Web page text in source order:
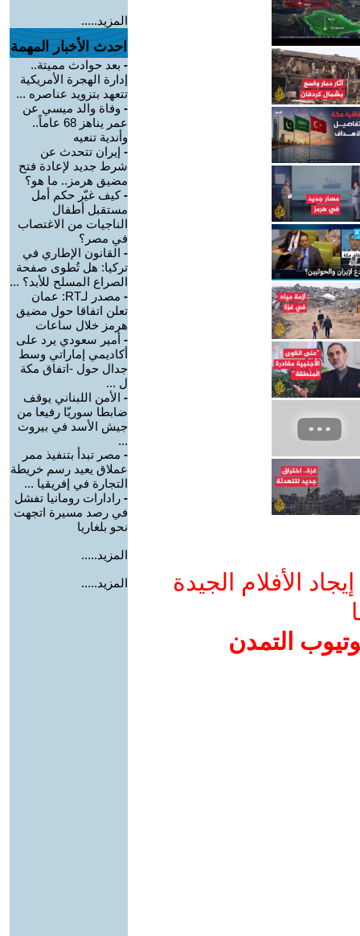
الأفلام الجيدة
التمدن
المزيد.....
احدث الأخبار المهمة
- بعد حوادث مميتة..
إدارة الهجرة الأمريكية
تتعهد بتزويد عناصره ...
- وفاة والد ميسي عن
عمر يناهز 68 عاماً..
وأندية تنعيه
- إيران تتحدث عن
شرط جديد لإعادة فتح
مضيق هرمز.. ما هو؟
-كيف غيّر حكم أمل
مستقبل أطفال
الناجيات من الاغتصاب
في مصر؟
- القانون الإطاري في
تركيا: هل تُطوى صفحة
الصراع المسلح للأبد؟ ...
-
مصدر لـRT: عمان
تعلن اتفاقا حول مضيق
هرمز خلال ساعات
- أمير سعودي يرد على
أكاديمي إماراتي وسط
جدال حول -اتفاق مكة
ل ...
- الأمن اللبناني يوقف
ضابطا سوريّا رفيعا من
جيش الأسد في بيروت
...
- مصر تبدأ بتنفيذ ممر
عملاق يعيد رسم خريطة
التجارة في إفريقيا ...
- رادارات رومانيا تفشل
في رصد مسيرة اتجهت
نحو بلغاريا
المزيد.....
المزيد.....